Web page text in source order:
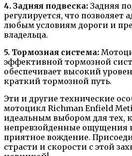
4. Задняя подвеска: Задняя
регулируется, что позволяет
любым условиям дороги и
владельца.
5. Тормозная система:
эффективной тормозной
обеспечивает высокий
краткий тормозной путь.
Эти и другие технические
мотоцикл Richman Enfield
идеальным выбором для тех,
непревзойденные ощущения
приятное вождение.
страсти и скорости с этой